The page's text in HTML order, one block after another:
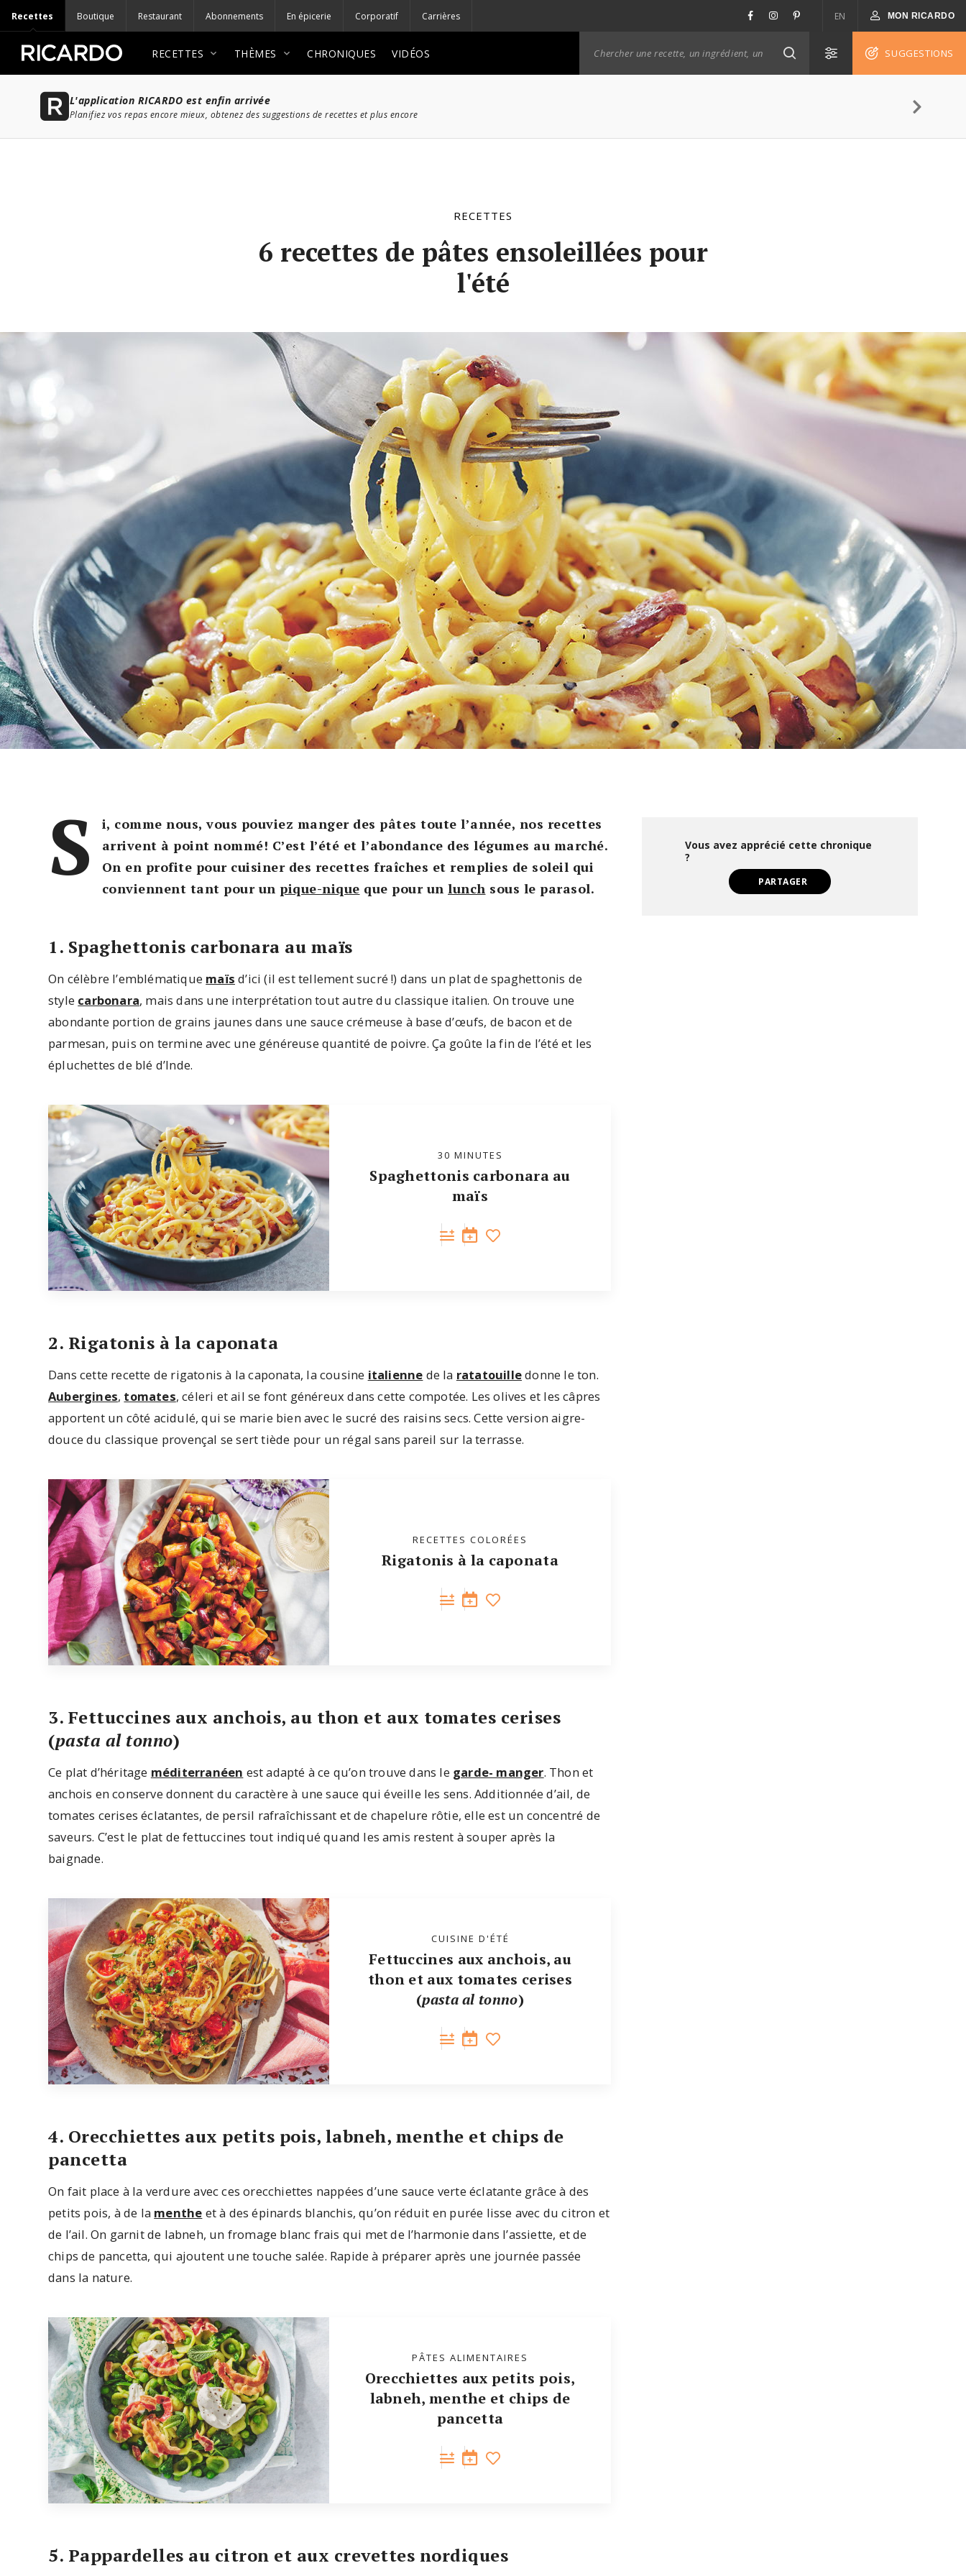
Recettes Boutique Restaurant Abonnements En épicerie Corporatif Carrières EN MON RICARDO
RECETTES THÈMES CHRONIQUES VIDÉOS SUGGESTIONS
L'application RICARDO est enfin arrivée
Planifiez vos repas encore mieux, obtenez des suggestions de recettes et plus encore
RECETTES
6 recettes de pâtes ensoleillées pour
l'été
S
i, comme nous, vous pouviez manger des pâtes toute l’année, nos recettes
arrivent à point nommé! C’est l’été et l’abondance des légumes au marché.
On en profite pour cuisiner des recettes fraîches et remplies de soleil qui
conviennent tant pour un pique-nique que pour un lunch sous le parasol.
1. Spaghettonis carbonara au maïs
On célèbre l’emblématique maïs d’ici (il est tellement sucré !) dans un plat de spaghettonis de
style carbonara, mais dans une interprétation tout autre du classique italien. On trouve une
abondante portion de grains jaunes dans une sauce crémeuse à base d’œufs, de bacon et de
parmesan, puis on termine avec une généreuse quantité de poivre. Ça goûte la fin de l’été et les
épluchettes de blé d’Inde.
30 MINUTES
Spaghettonis carbonara au
maïs
2. Rigatonis à la caponata
Dans cette recette de rigatonis à la caponata, la cousine italienne de la ratatouilledonne le ton.
Aubergines, tomates, céleri et ail se font généreux dans cette compotée. Les olives et les câpres
apportent un côté acidulé, qui se marie bien avec le sucré des raisins secs. Cette version aigre-
douce du classique provençal se sert tiède pour un régal sans pareil sur la terrasse.
RECETTES COLORÉES
Rigatonis à la caponata
3. Fettuccines aux anchois, au thon et aux tomates cerises
(pasta al tonno)
Ce plat d’héritage méditerranéen est adapté à ce qu’on trouve dans le garde- manger. Thon et
anchois en conserve donnent du caractère à une sauce qui éveille les sens. Additionnée d’ail, de
tomates cerises éclatantes, de persil rafraîchissant et de chapelure rôtie, elle est un concentré de
saveurs. C’est le plat de fettuccines tout indiqué quand les amis restent à souper après la
baignade.
CUISINE D'ÉTÉ
Fettuccines aux anchois, au
thon et aux tomates cerises
(pasta al tonno)
4. Orecchiettes aux petits pois, labneh, menthe et chips de
pancetta
On fait place à la verdure avec ces orecchiettes nappées d’une sauce verte éclatante grâce à des
petits pois, à de la menthe et à des épinards blanchis, qu’on réduit en purée lisse avec du citron et
de l’ail. On garnit de labneh, un fromage blanc frais qui met de l’harmonie dans l’assiette, et de
chips de pancetta, qui ajoutent une touche salée. Rapide à préparer après une journée passée
dans la nature.
PÂTES ALIMENTAIRES
Orecchiettes aux petits pois,
labneh, menthe et chips de
pancetta
5. Pappardelles au citron et aux crevettes nordiques
Vous avez apprécié cette chronique
?
PARTAGER